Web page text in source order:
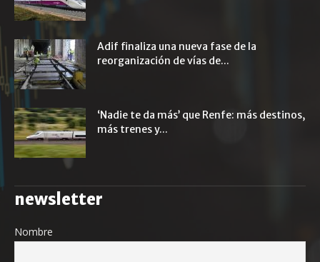
Adif finaliza una nueva fase de la
reorganización de vías de...
‘Nadie te da más’ que Renfe: más destinos,
más trenes y...
newsletter
Nombre